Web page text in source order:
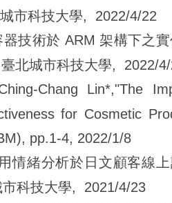
市科技大學, 2022/4/22
技術於 ARM 架構下之
北城市科技大學, 2022/
Chang Lin*,"The
for Cosmetic
pp.1-4, 2022/1/8
情緒分析於日文顧客線
科技大學, 2021/4/23